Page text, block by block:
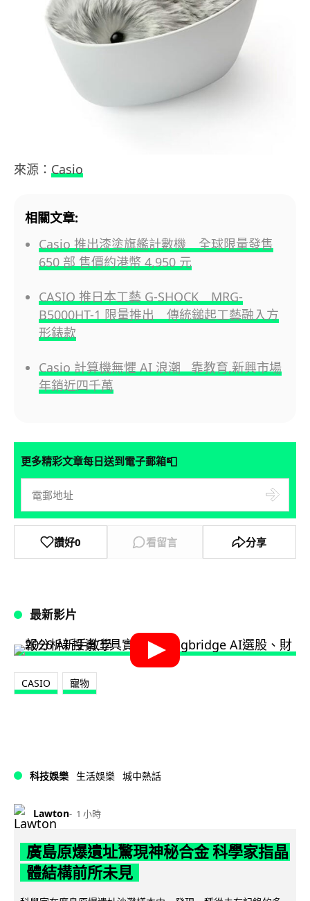
來源： Casio
相關文章:
Casio 推出漆塗旗艦計數機 全球限量發售
650 部 售價約港幣 4,950 元
CASIO 推日本工藝 G-SHOCK MRG-
B5000HT-1 限量推出 傳統鎚起工藝融入方
形錶款
Casio 計算機無懼 AI 浪潮 靠教育,新興市場
年銷近四千萬
更多精彩文章每日送到電子郵箱📮
讚好0 看留言 分享
最新影片
CASIO 寵物
科技娛樂 生活娛樂 城中熱話
Lawton 1 小時
廣島原爆遺址驚現神秘合金 科學家指晶
體結構前所未見